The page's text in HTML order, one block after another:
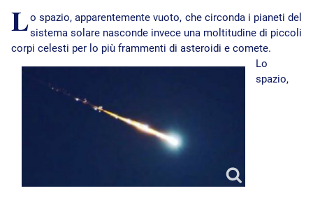
Lo spazio, apparentemente vuoto, che circonda i pianeti del
sistema solare nasconde invece una moltitudine di piccoli
corpi celesti per lo più frammenti di asteroidi e comete.
Lo
spazio,